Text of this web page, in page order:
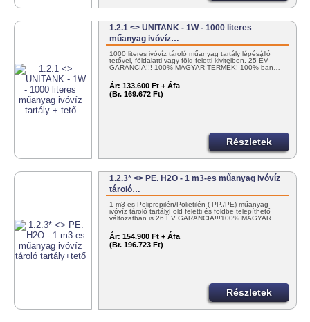
1.2.1 <> UNITANK - 1W - 1000 literes
műanyag ivóvíz…
1000 literes ivóvíz tároló műanyag tartály lépésálló
tetővel, földalatti vagy föld feletti kivitelben. 25 ÉV
GARANCIA!!! 100% MAGYAR TERMÉK! 100%-ban…
Ár: 133.600 Ft + Áfa
(Br. 169.672 Ft)
Részletek
1.2.3* <> PE. H2O - 1 m3-es műanyag ivóvíz
tároló…
1 m3-es Polipropilén/Polietilén ( PP./PE) műanyag
ivóvíz tároló tartályFöld feletti és földbe telepíthető
változatban is.26 ÉV GARANCIA!!!100% MAGYAR…
Ár: 154.900 Ft + Áfa
(Br. 196.723 Ft)
Részletek